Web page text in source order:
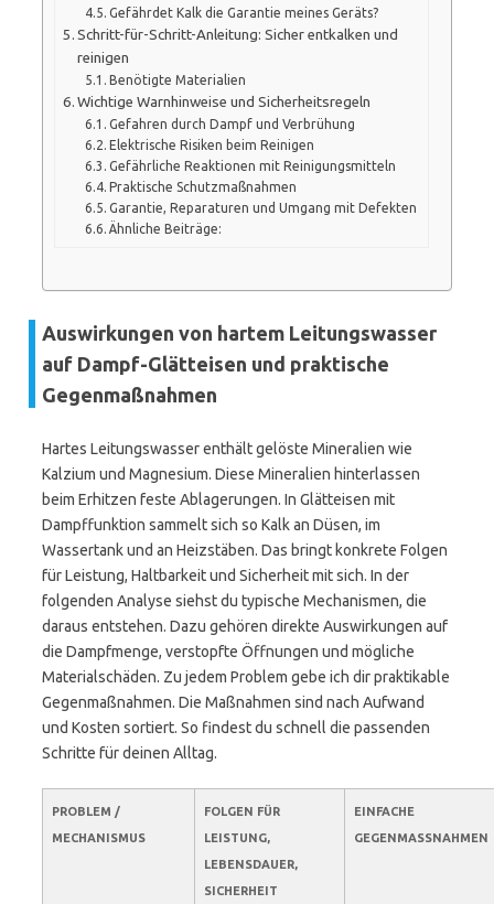
Gefährdet Kalk die Garantie meines Geräts?
Schritt-für-Schritt-Anleitung: Sicher entkalken und
reinigen
Benötigte Materialien
Wichtige Warnhinweise und Sicherheitsregeln
Gefahren durch Dampf und Verbrühung
Elektrische Risiken beim Reinigen
Gefährliche Reaktionen mit Reinigungsmitteln
Praktische Schutzmaßnahmen
Garantie, Reparaturen und Umgang mit Defekten
Ähnliche Beiträge:
Auswirkungen von hartem Leitungswasser
auf Dampf-Glätteisen und praktische
Gegenmaßnahmen
Hartes Leitungswasser enthält gelöste Mineralien wie
Kalzium und Magnesium. Diese Mineralien hinterlassen
beim Erhitzen feste Ablagerungen. In Glätteisen mit
Dampffunktion sammelt sich so Kalk an Düsen, im
Wassertank und an Heizstäben. Das bringt konkrete Folgen
für Leistung, Haltbarkeit und Sicherheit mit sich. In der
folgenden Analyse siehst du typische Mechanismen, die
daraus entstehen. Dazu gehören direkte Auswirkungen auf
die Dampfmenge, verstopfte Öffnungen und mögliche
Materialschäden. Zu jedem Problem gebe ich dir praktikable
Gegenmaßnahmen. Die Maßnahmen sind nach Aufwand
und Kosten sortiert. So findest du schnell die passenden
Schritte für deinen Alltag.
PROBLEM /
MECHANISMUS
FOLGEN FÜR
LEISTUNG,
LEBENSDAUER,
SICHERHEIT
EINFACHE
GEGENMASSNAHMEN